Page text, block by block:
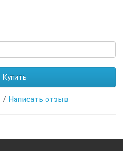
Купить
/ Написать отзыв